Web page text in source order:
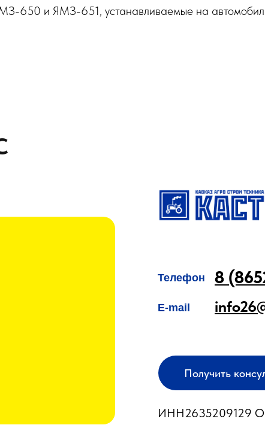
650 и ЯМЗ-651, устанавливаемые на
8
Получить
Телефон
E-mail
ИНН2635209129